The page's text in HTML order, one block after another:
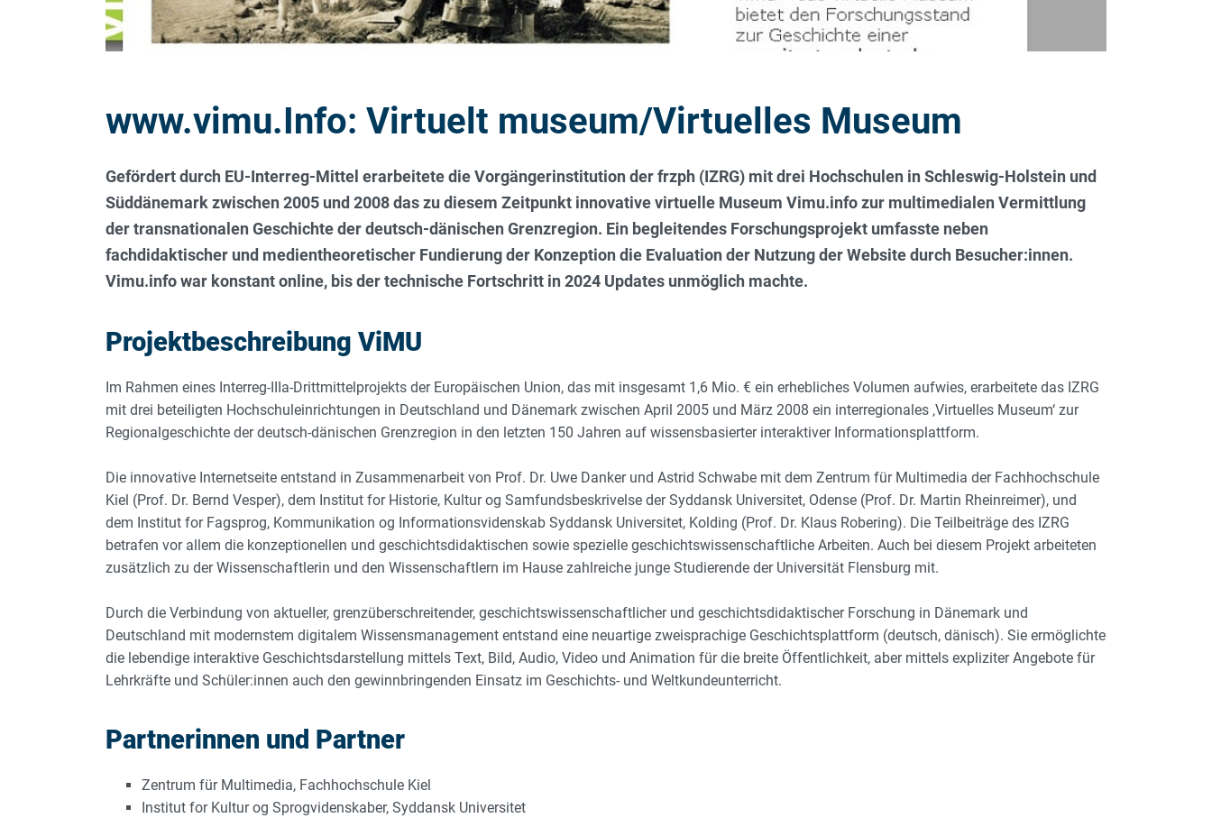
www.vimu.Info: Virtuelt museum/Virtuelles Museum
Gefördert durch EU-Interreg-Mittel erarbeitete die Vorgängerinstitution der frzph (IZRG) mit drei Hochschulen in Schleswig-Holstein und
Süddänemark zwischen 2005 und 2008 das zu diesem Zeitpunkt innovative virtuelle Museum Vimu.info zur multimedialen Vermittlung
der transnationalen Geschichte der deutsch-dänischen Grenzregion. Ein begleitendes Forschungsprojekt umfasste neben
fachdidaktischer und medientheoretischer Fundierung der Konzeption die Evaluation der Nutzung der Website durch Besucher:innen.
Vimu.info war konstant online, bis der technische Fortschritt in 2024 Updates unmöglich machte.
Projektbeschreibung ViMU
Im Rahmen eines Interreg-IIIa-Drittmittelprojekts der Europäischen Union, das mit insgesamt 1,6 Mio. € ein erhebliches Volumen aufwies, erarbeitete das IZRG
mit drei beteiligten Hochschuleinrichtungen in Deutschland und Dänemark zwischen April 2005 und März 2008 ein interregionales ‚Virtuelles Museum‘ zur
Regionalgeschichte der deutsch-dänischen Grenzregion in den letzten 150 Jahren auf wissensbasierter interaktiver Informationsplattform.
Die innovative Internetseite entstand in Zusammenarbeit von Prof. Dr. Uwe Danker und Astrid Schwabe mit dem Zentrum für Multimedia der Fachhochschule
Kiel (Prof. Dr. Bernd Vesper), dem Institut for Historie, Kultur og Samfundsbeskrivelse der Syddansk Universitet, Odense (Prof. Dr. Martin Rheinreimer), und
dem Institut for Fagsprog, Kommunikation og Informationsvidenskab Syddansk Universitet, Kolding (Prof. Dr. Klaus Robering). Die Teilbeiträge des IZRG
betrafen vor allem die konzeptionellen und geschichtsdidaktischen sowie spezielle geschichtswissenschaftliche Arbeiten. Auch bei diesem Projekt arbeiteten
zusätzlich zu der Wissenschaftlerin und den Wissenschaftlern im Hause zahlreiche junge Studierende der Universität Flensburg mit.
Durch die Verbindung von aktueller, grenzüberschreitender, geschichtswissenschaftlicher und geschichtsdidaktischer Forschung in Dänemark und
Deutschland mit modernstem digitalem Wissensmanagement entstand eine neuartige zweisprachige Geschichtsplattform (deutsch, dänisch). Sie ermöglichte
die lebendige interaktive Geschichtsdarstellung mittels Text, Bild, Audio, Video und Animation für die breite Öffentlichkeit, aber mittels expliziter Angebote für
Lehrkräfte und Schüler:innen auch den gewinnbringenden Einsatz im Geschichts- und Weltkundeunterricht.
Partnerinnen und Partner
Zentrum für Multimedia, Fachhochschule Kiel
Institut for Kultur og Sprogvidenskaber, Syddansk Universitet